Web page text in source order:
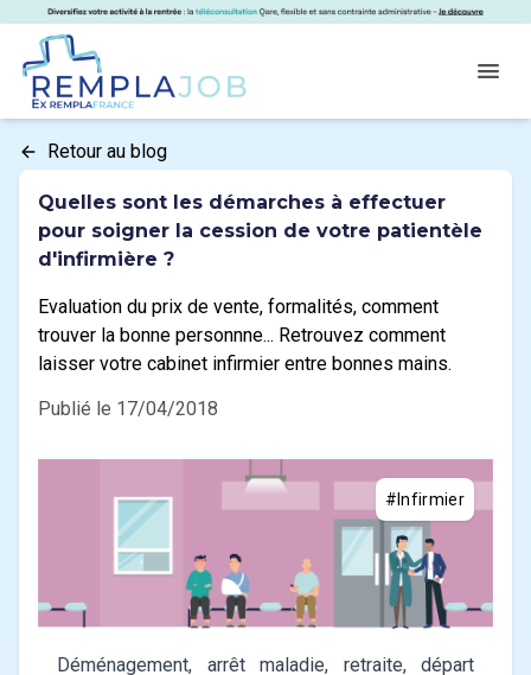
RemplaJob
Retour au blog
Quelles sont les démarches à effectuer
pour soigner la cession de votre patientèle
d'infirmière ?
Evaluation du prix de vente, formalités, comment
trouver la bonne personnne... Retrouvez comment
laisser votre cabinet infirmier entre bonnes mains.
Publié le 17/04/2018
#Infirmier
Déménagement, arrêt maladie, retraite, départ
Panneau de gestion des cookies